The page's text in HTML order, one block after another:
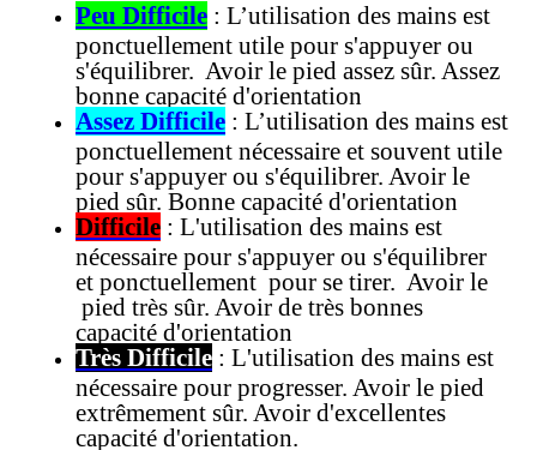
Peu Difficile : L’utilisation des mains est
ponctuellement utile pour s'appuyer ou
s'équilibrer. Avoir le pied assez sûr. Assez
bonne capacité d'orientation
Assez Difficile : L’utilisation des mains est
ponctuellement nécessaire et souvent utile
pour s'appuyer ou s'équilibrer. Avoir le
pied sûr. Bonne capacité d'orientation
Difficile : L'utilisation des mains est
nécessaire pour s'appuyer ou s'équilibrer
et ponctuellement pour se tirer. Avoir le
pied très sûr. Avoir de très bonnes
capacité d'orientation
Très Difficile : L'utilisation des mains est
nécessaire pour progresser. Avoir le pied
extrêmement sûr. Avoir d'excellentes
capacité d'orientation.